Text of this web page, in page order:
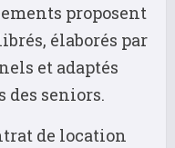
proposent
élaborés par
et adaptés
seniors.
de location